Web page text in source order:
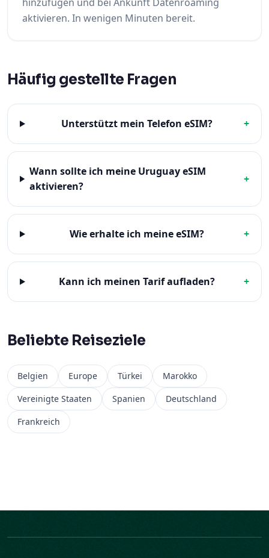
aktivieren. In wenigen Minuten bereit.
Häufig gestellte Fragen
Unterstützt mein Telefon eSIM? +
Wann sollte ich meine Uruguay eSIM
aktivieren?
+
Wie erhalte ich meine eSIM? +
Kann ich meinen Tarif aufladen? +
Beliebte Reiseziele
Belgien Europe Türkei
Marokko
Vereinigte Staaten
Spanien
Deutschland
Frankreich